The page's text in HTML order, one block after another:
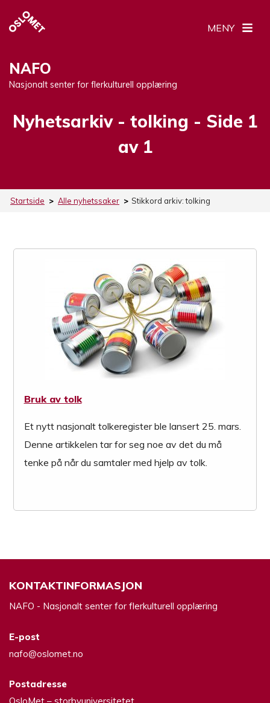
NAFO
Nasjonalt senter for flerkulturell opplæring
MENY
Nyhetsarkiv - Stikkord:
tolking - Side 1
av 1
Startside > Alle nyhetssaker > Stikkord arkiv:tolking
Bruk av tolk
Et nytt nasjonalt tolkeregister ble lansert 25. mars.
Denne artikkelen tar for seg noe av det du må
tenke på når du samtaler med hjelp av tolk.
KONTAKTINFORMASJON
NAFO - Nasjonalt senter for flerkulturell opplæring
E-post
nafo@oslomet.no
Postadresse